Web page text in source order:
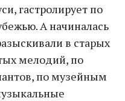
гастролирует по
А начиналась
в старых
мелодий, по
по музейным